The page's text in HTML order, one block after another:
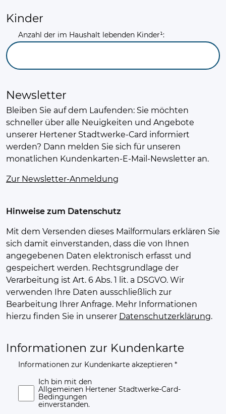
Kinder
Anzahl der im Haushalt lebenden Kinder¹:
Newsletter
Bleiben Sie auf dem Laufenden: Sie möchten
schneller über alle Neuigkeiten und Angebote
unserer Hertener Stadtwerke-Card informiert
werden? Dann melden Sie sich für unseren
monatlichen Kundenkarten-E-Mail-Newsletter an.
Zur Newsletter-Anmeldung
Hinweise zum Datenschutz
Mit dem Versenden dieses Mailformulars erklären Sie
sich damit einverstanden, dass die von Ihnen
angegebenen Daten elektronisch erfasst und
gespeichert werden. Rechtsgrundlage der
Verarbeitung ist Art. 6 Abs. 1 lit. a DSGVO. Wir
verwenden Ihre Daten ausschließlich zur
Bearbeitung Ihrer Anfrage. Mehr Informationen
hierzu finden Sie in unserer Datenschutzerklärung.
Informationen zur Kundenkarte
Informationen zur Kundenkarte akzeptieren *
Ich bin mit den
Allgemeinen Hertener Stadtwerke-Card-
Bedingungen
einverstanden.